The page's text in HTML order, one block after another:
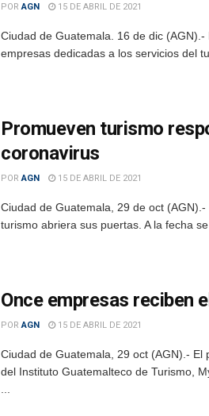
POR AGN 15 DE ABRIL DE 2021
Ciudad de Guatemala. 16 de dic
empresas dedicadas a los servicios del
Promueven turismo
coronavirus
POR AGN 15 DE ABRIL DE 2021
Ciudad de Guatemala, 29 de oct
turismo abriera sus puertas. A la fecha
Once empresas reciben
POR AGN 15 DE ABRIL DE 2021
Ciudad de Guatemala, 29 oct (AGN).-
del Instituto Guatemalteco de Turismo,